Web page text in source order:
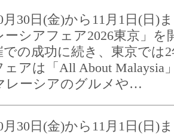
月30日(金)から11月1日(日)
ーシアフェア2026東京」
での成功に続き、東京では
ェアは「All About Malaysia
レーシアのグルメや…
月30日(金)から11月1日(日)